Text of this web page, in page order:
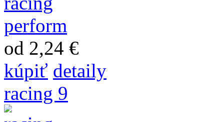
od 2,24 €
kúpiť detaily
racing 9